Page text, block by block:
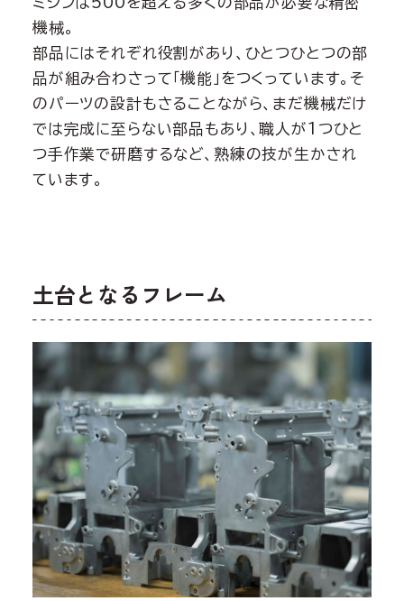
機械。
部品にはそれぞれ役割があり、ひとつひとつの部
品が組み合わさって「機能」をつくっています。そ
のパーツの設計もさることながら、まだ機械だけ
では完成に至らない部品もあり、職人が1つひと
つ手作業で研磨するなど、熟練の技が生かされ
ています。
土台となるフレーム